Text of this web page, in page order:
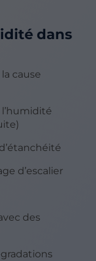
dans
cause
d’escalier
des